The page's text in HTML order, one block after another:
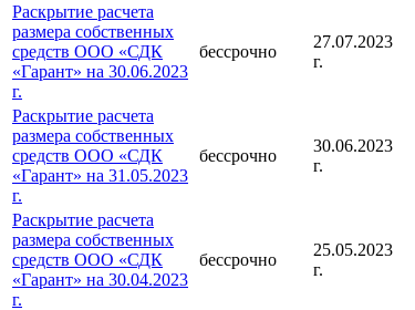
Раскрытие расчета
размера собственных
средств ООО «СДК
«Гарант» на 30.06.2023
г.
бессрочно
27.07.2023
г.
Раскрытие расчета
размера собственных
средств ООО «СДК
«Гарант» на 31.05.2023
г.
бессрочно
30.06.2023
г.
Раскрытие расчета
размера собственных
средств ООО «СДК
«Гарант» на 30.04.2023
г.
бессрочно
25.05.2023
г.